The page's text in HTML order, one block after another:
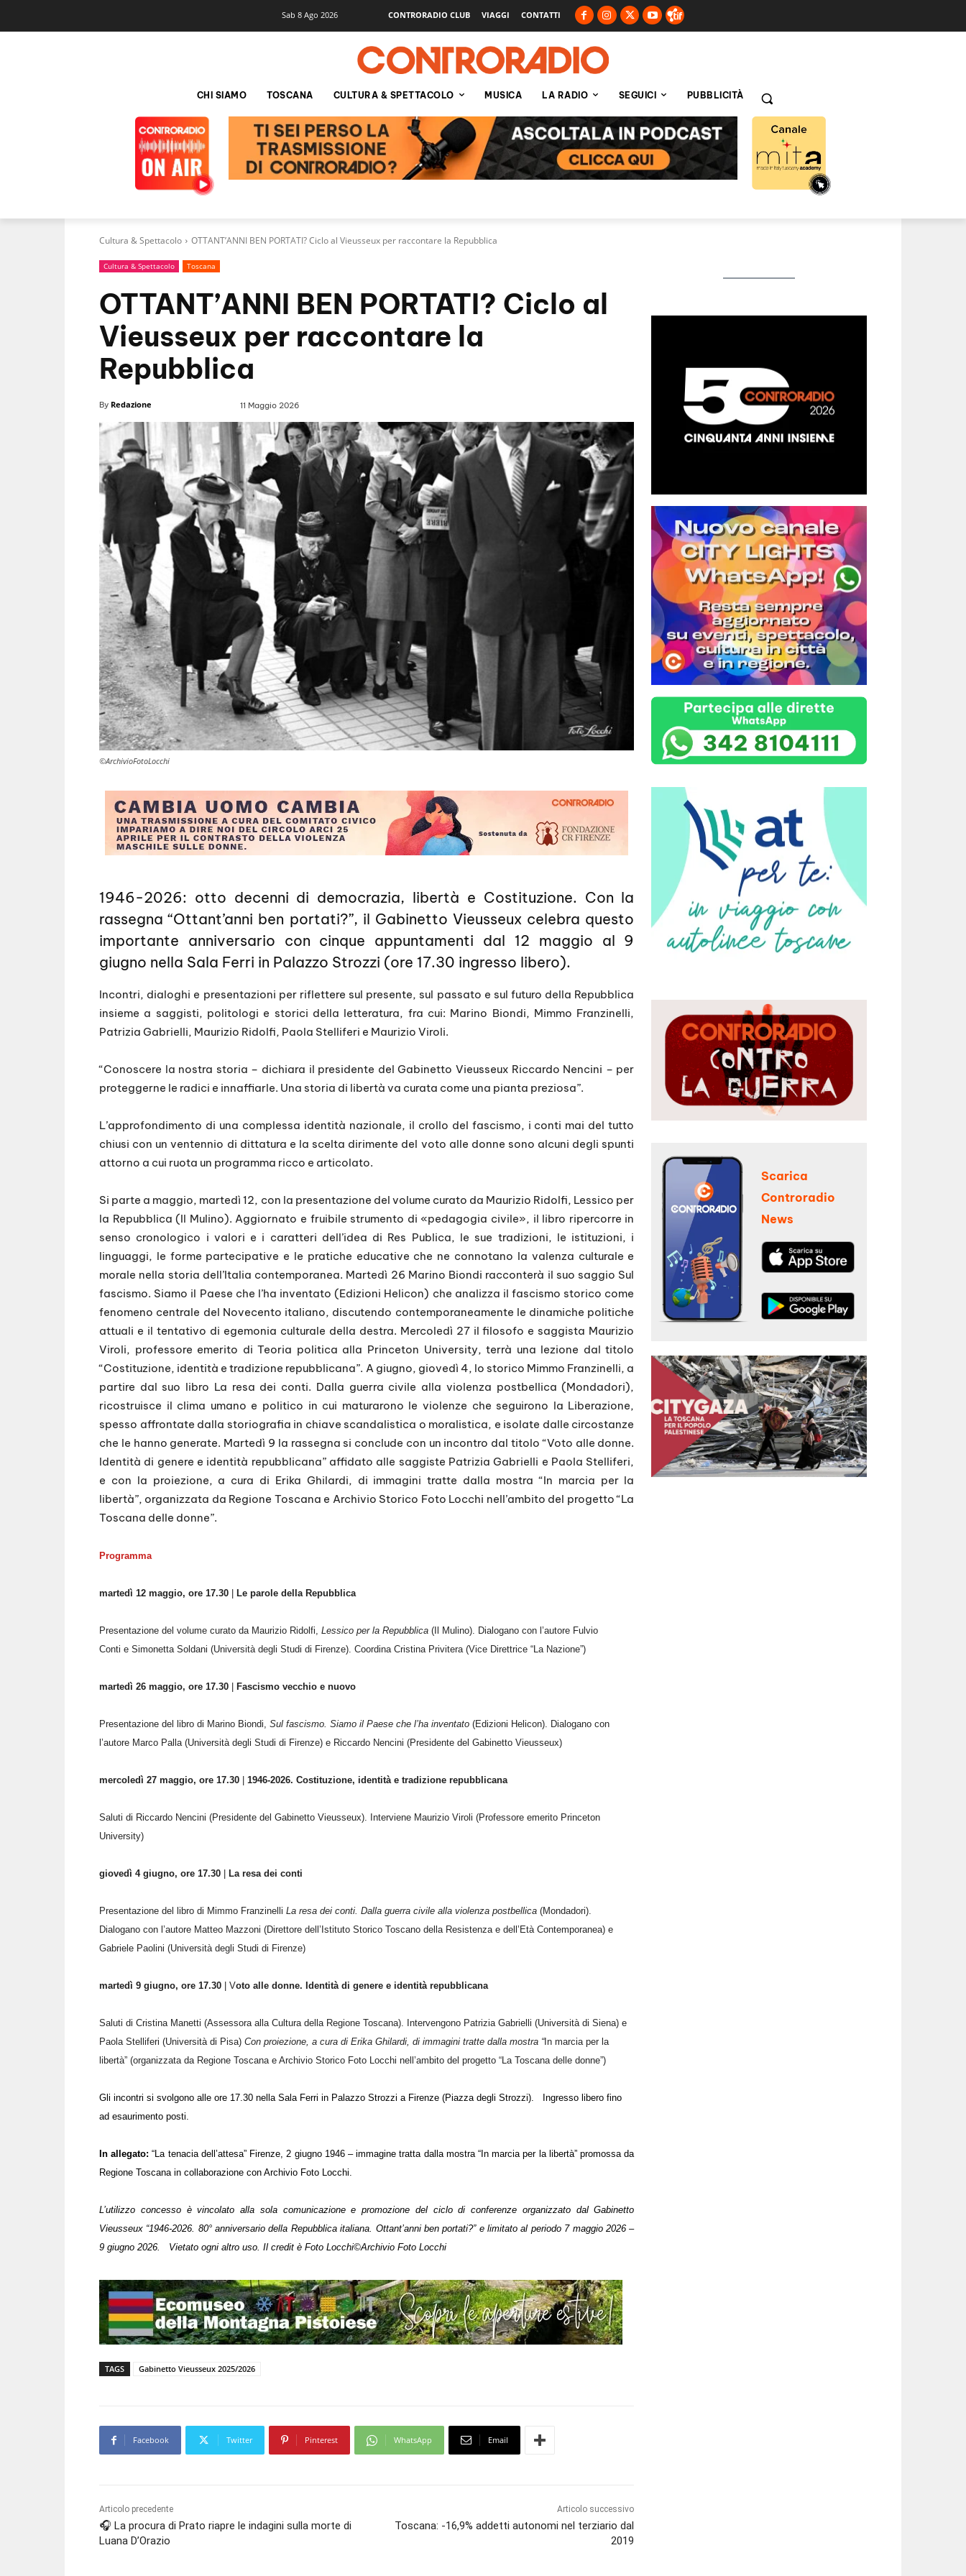
Sab 8 Ago 2026 CONTRORADIO CLUB VIAGGI CONTATTI
CHI SIAMO TOSCANA CULTURA & SPETTACOLO MUSICA LA RADIO SEGUICI PUBBLICITÀ
Cultura & Spettacolo OTTANT’ANNI BEN PORTATI? Ciclo al Vieusseux per raccontare la Repubblica
Cultura & Spettacolo Toscana
OTTANT’ANNI BEN PORTATI? Ciclo al
Vieusseux per raccontare la
Repubblica
By Redazione 11 Maggio 2026
©ArchivioFotoLocchi
1946-2026: otto decenni di democrazia, libertà e Costituzione. Con la
rassegna “Ottant’anni ben portati?”, il Gabinetto Vieusseux celebra questo
importante anniversario con cinque appuntamenti dal 12 maggio al 9
giugno nella Sala Ferri in Palazzo Strozzi (ore 17.30 ingresso libero).
Incontri, dialoghi e presentazioni per riflettere sul presente, sul passato e sul futuro della Repubblica
insieme a saggisti, politologi e storici della letteratura, fra cui: Marino Biondi, Mimmo Franzinelli,
Patrizia Gabrielli, Maurizio Ridolfi, Paola Stelliferi e Maurizio Viroli.
“Conoscere la nostra storia – dichiara il presidente del Gabinetto Vieusseux Riccardo Nencini – per
proteggerne le radici e innaffiarle. Una storia di libertà va curata come una pianta preziosa”.
L’approfondimento di una complessa identità nazionale, il crollo del fascismo, i conti mai del tutto
chiusi con un ventennio di dittatura e la scelta dirimente del voto alle donne sono alcuni degli spunti
attorno a cui ruota un programma ricco e articolato.
Si parte a maggio, martedì 12, con la presentazione del volume curato da Maurizio Ridolfi, Lessico per
la Repubblica (Il Mulino). Aggiornato e fruibile strumento di «pedagogia civile», il libro ripercorre in
senso cronologico i valori e i caratteri dell’idea di Res Publica, le sue tradizioni, le istituzioni, i
linguaggi, le forme partecipative e le pratiche educative che ne connotano la valenza culturale e
morale nella storia dell’Italia contemporanea. Martedì 26 Marino Biondi racconterà il suo saggio Sul
fascismo. Siamo il Paese che l’ha inventato (Edizioni Helicon) che analizza il fascismo storico come
fenomeno centrale del Novecento italiano, discutendo contemporaneamente le dinamiche politiche
attuali e il tentativo di egemonia culturale della destra. Mercoledì 27 il filosofo e saggista Maurizio
Viroli, professore emerito di Teoria politica alla Princeton University, terrà una lezione dal titolo
“Costituzione, identità e tradizione repubblicana”. A giugno, giovedì 4, lo storico Mimmo Franzinelli, a
partire dal suo libro La resa dei conti. Dalla guerra civile alla violenza postbellica (Mondadori),
ricostruisce il clima umano e politico in cui maturarono le violenze che seguirono la Liberazione,
spesso affrontate dalla storiografia in chiave scandalistica o moralistica, e isolate dalle circostanze
che le hanno generate. Martedì 9 la rassegna si conclude con un incontro dal titolo “Voto alle donne.
Identità di genere e identità repubblicana” affidato alle saggiste Patrizia Gabrielli e Paola Stelliferi,
e con la proiezione, a cura di Erika Ghilardi, di immagini tratte dalla mostra “In marcia per la
libertà”, organizzata da Regione Toscana e Archivio Storico Foto Locchi nell’ambito del progetto “La
Toscana delle donne”.
Programma
martedì 12 maggio, ore 17.30 Le parole della Repubblica
Presentazione del volume curato da Maurizio Ridolfi, Lessico per la Repubblica (Il Mulino). Dialogano con l’autore Fulvio
Conti e Simonetta Soldani (Università degli Studi di Firenze). Coordina Cristina Privitera (Vice Direttrice “La Nazione”)
martedì 26 maggio, ore 17.30 Fascismo vecchio e nuovo
Presentazione del libro di Marino Biondi, Sul fascismo. Siamo il Paese che l’ha inventato (Edizioni Helicon). Dialogano con
l’autore Marco Palla (Università degli Studi di Firenze) e Riccardo Nencini (Presidente del Gabinetto Vieusseux)
mercoledì 27 maggio, ore 17.30 1946-2026. Costituzione, identità e tradizione repubblicana
Saluti di Riccardo Nencini (Presidente del Gabinetto Vieusseux). Interviene Maurizio Viroli (Professore emerito Princeton
University)
giovedì 4 giugno, ore 17.30 La resa dei conti
Presentazione del libro di Mimmo Franzinelli La resa dei conti. Dalla guerra civile alla violenza postbellica (Mondadori).
Dialogano con l’autore Matteo Mazzoni (Direttore dell’Istituto Storico Toscano della Resistenza e dell’Età Contemporanea) e
Gabriele Paolini (Università degli Studi di Firenze)
martedì 9 giugno, ore 17.30 | Voto alle donne. Identità di genere e identità repubblicana
Saluti di Cristina Manetti (Assessora alla Cultura della Regione Toscana). Intervengono Patrizia Gabrielli (Università di Siena) e
Paola Stelliferi (Università di Pisa) Con proiezione, a cura di Erika Ghilardi, di immagini tratte dalla mostra “In marcia per la
libertà” (organizzata da Regione Toscana e Archivio Storico Foto Locchi nell’ambito del progetto “La Toscana delle donne”)
Gli incontri si svolgono alle ore 17.30 nella Sala Ferri in Palazzo Strozzi a Firenze (Piazza degli Strozzi). Ingresso libero fino
ad esaurimento posti.
In allegato: “La tenacia dell’attesa” Firenze, 2 giugno 1946 – immagine tratta dalla mostra “In marcia per la libertà” promossa da
Regione Toscana in collaborazione con Archivio Foto Locchi.
L’utilizzo concesso è vincolato alla sola comunicazione e promozione del ciclo di conferenze organizzato dal Gabinetto
Vieusseux “1946-2026. 80° anniversario della Repubblica italiana. Ottant’anni ben portati?” e limitato al periodo 7 maggio 2026 –
9 giugno 2026. Vietato ogni altro uso. Il credit è Foto Locchi©Archivio Foto Locchi
TAGS Gabinetto Vieusseux 2025/2026
Facebook Twitter Pinterest WhatsApp Email
Articolo precedente
🎧 La procura di Prato riapre le indagini sulla morte di
Luana D’Orazio
Articolo successivo
Toscana: -16,9% addetti autonomi nel terziario dal
2019
Scarica
Controradio
News